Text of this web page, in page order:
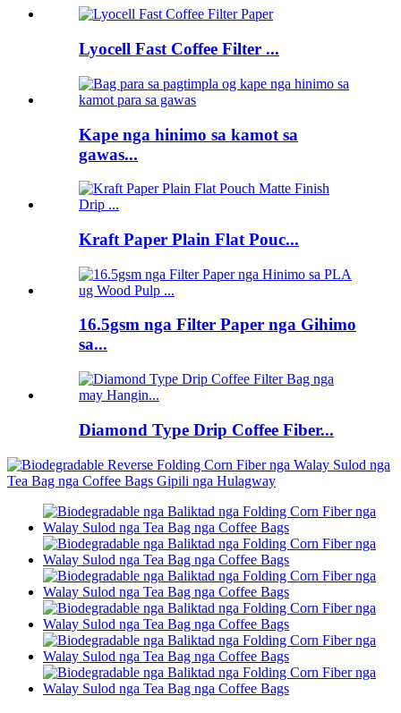
Lyocell Fast Coffee Filter ...
Kape nga hinimo sa kamot sa
gawas...
Kraft Paper Plain Flat Pouc...
16.5gsm nga Filter Paper nga Gihimo
sa...
Diamond Type Drip Coffee Fiber...